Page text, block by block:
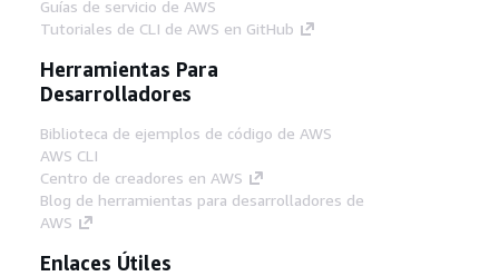
Guías de servicio de AWS
Tutoriales de CLI de AWS en GitHub
Herramientas Para
Desarrolladores
Biblioteca de ejemplos de código de AWS
AWS CLI
Centro de creadores en AWS
Blog de herramientas para desarrolladores de
AWS
Enlaces Útiles